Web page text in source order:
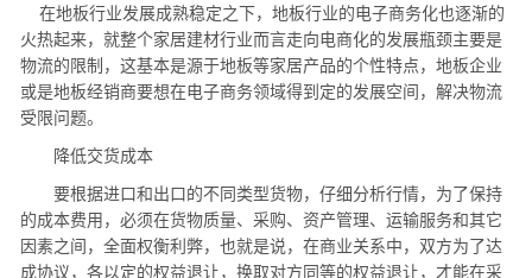
在地板行业发展成熟稳定之下，地板行业的电子商务化也逐渐的
火热起来，就整个家居建材行业而言走向电商化的发展瓶颈主要是
物流的限制，这基本是源于地板等家居产品的个性特点，地板企业
或是地板经销商要想在电子商务领域得到定的发展空间，解决物流
受限问题。
降低交货成本
要根据进口和出口的不同类型货物，仔细分析行情，为了保持
的成本费用，必须在货物质量、采购、资产管理、运输服务和其它
因素之间，全面权衡利弊，也就是说，在商业关系中，双方为了达
成协议，各以定的权益退让，换取对方同等的权益退让，才能在采